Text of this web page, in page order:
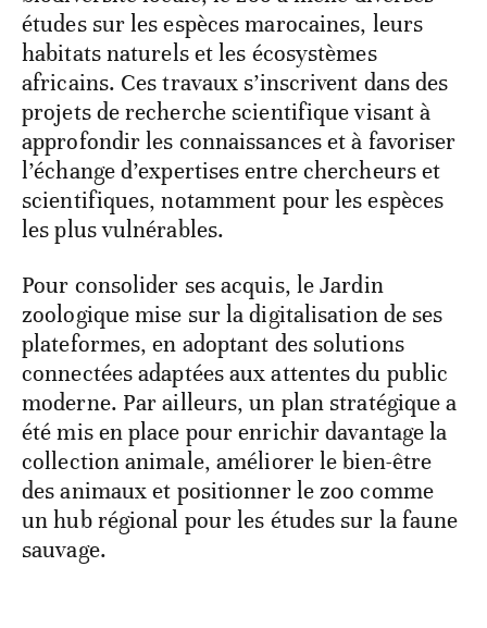
études sur les espèces marocaines, leurs
habitats naturels et les écosystèmes
africains. Ces travaux s’inscrivent dans des
projets de recherche scientifique visant à
approfondir les connaissances et à favoriser
l’échange d’expertises entre chercheurs et
scientifiques, notamment pour les espèces
les plus vulnérables.
Pour consolider ses acquis, le Jardin
zoologique mise sur la digitalisation de ses
plateformes, en adoptant des solutions
connectées adaptées aux attentes du public
moderne. Par ailleurs, un plan stratégique a
été mis en place pour enrichir davantage la
collection animale, améliorer le bien-être
des animaux et positionner le zoo comme
un hub régional pour les études sur la faune
sauvage.